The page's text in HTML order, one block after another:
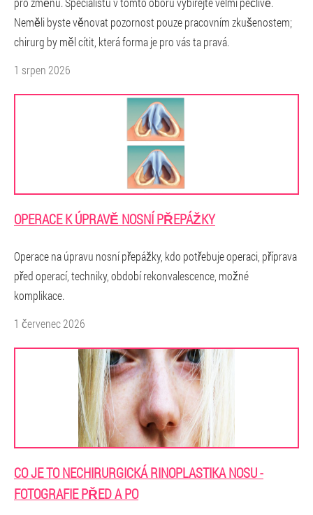
Neměli byste věnovat pozornost pouze pracovním zkušenostem;
chirurg by měl cítit, která forma je pro vás ta pravá.
1 srpen 2026
OPERACE K ÚPRAVĚ NOSNÍ PŘEPÁŽKY
Operace na úpravu nosní přepážky, kdo potřebuje operaci, příprava
před operací, techniky, období rekonvalescence, možné
komplikace.
1 červenec 2026
CO JE TO NECHIRURGICKÁ RINOPLASTIKA NOSU -
FOTOGRAFIE PŘED A PO